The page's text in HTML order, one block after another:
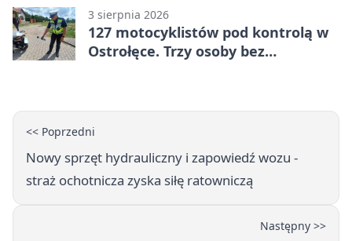
3 sierpnia 2026
127 motocyklistów pod kontrolą w
Ostrołęce. Trzy osoby bez
<< Poprzedni
Nowy sprzęt hydrauliczny i zapowiedź wozu -
straż ochotnicza zyska siłę ratowniczą
Następny >>